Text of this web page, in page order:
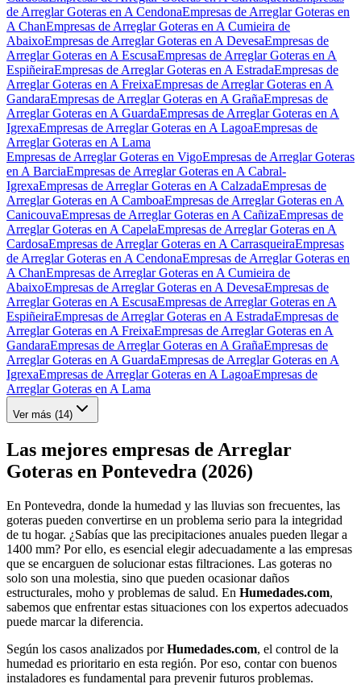
de Arreglar Goteras en A CendonaEmpresas de Arreglar Goteras en
A ChanEmpresas de Arreglar Goteras en A Cumieira de
AbaixoEmpresas de Arreglar Goteras en A DevesaEmpresas de
Arreglar Goteras en A EscusaEmpresas de Arreglar Goteras en A
EspiñeiraEmpresas de Arreglar Goteras en A EstradaEmpresas de
Arreglar Goteras en A FreixaEmpresas de Arreglar Goteras en A
GandaraEmpresas de Arreglar Goteras en A GrañaEmpresas de
Arreglar Goteras en A GuardaEmpresas de Arreglar Goteras en A
IgrexaEmpresas de Arreglar Goteras en A LagoaEmpresas de
Arreglar Goteras en A Lama
Empresas de Arreglar Goteras en VigoEmpresas de Arreglar Goteras
en A BarciaEmpresas de Arreglar Goteras en A Cabral-
IgrexaEmpresas de Arreglar Goteras en A CalzadaEmpresas de
Arreglar Goteras en A CamboaEmpresas de Arreglar Goteras en A
CanicouvaEmpresas de Arreglar Goteras en A CañizaEmpresas de
Arreglar Goteras en A CapelaEmpresas de Arreglar Goteras en A
CardosaEmpresas de Arreglar Goteras en A CarrasqueiraEmpresas
de Arreglar Goteras en A CendonaEmpresas de Arreglar Goteras en
A ChanEmpresas de Arreglar Goteras en A Cumieira de
AbaixoEmpresas de Arreglar Goteras en A DevesaEmpresas de
Arreglar Goteras en A EscusaEmpresas de Arreglar Goteras en A
EspiñeiraEmpresas de Arreglar Goteras en A EstradaEmpresas de
Arreglar Goteras en A FreixaEmpresas de Arreglar Goteras en A
GandaraEmpresas de Arreglar Goteras en A GrañaEmpresas de
Arreglar Goteras en A GuardaEmpresas de Arreglar Goteras en A
IgrexaEmpresas de Arreglar Goteras en A LagoaEmpresas de
Arreglar Goteras en A Lama
Ver más (14)
Las mejores empresas de Arreglar
Goteras en Pontevedra (2026)
En Pontevedra, donde la humedad y las lluvias son frecuentes, las
goteras pueden convertirse en un problema serio para la integridad
de tu hogar. ¿Sabías que las precipitaciones anuales pueden llegar a
1400 mm? Por ello, es esencial elegir adecuadamente a las empresas
que se encarguen de solucionar estas filtraciones. Las goteras no
solo son una molestia, sino que pueden ocasionar daños
estructurales, moho y problemas de salud. En Humedades.com,
sabemos que enfrentar estas situaciones con los expertos adecuados
puede marcar la diferencia.
Según los casos analizados porHumedades.com, el control de la
humedad es prioritario en esta región. Por eso, contar con buenos
instaladores es fundamental para prevenir futuros problemas.